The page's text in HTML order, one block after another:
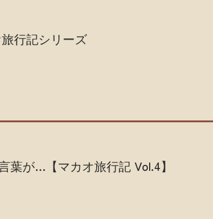
行記シリーズ​
葉が…【マカオ旅行記 Vol.4】